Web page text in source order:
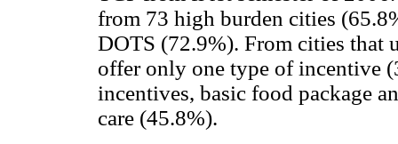
from 73 high burden cities
DOTS (72.9%). From cities that
offer only one type of incentive
incentives, basic food package
care (45.8%).